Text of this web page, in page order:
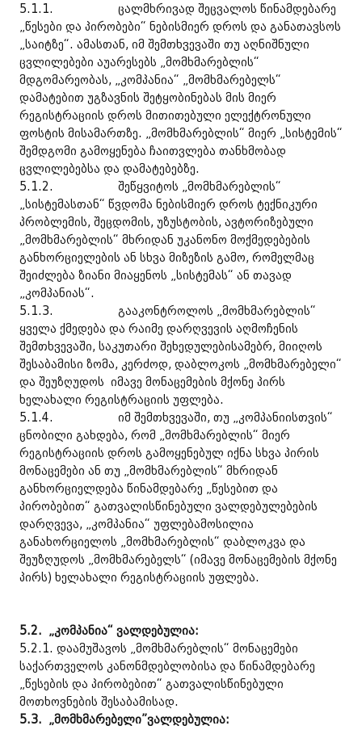
5.1.1. ცალმხრივად შეცვალოს წინამდებარე
„წესები და პირობები“ ნებისმიერ დროს და განათავსოს
„საიტზე“. ამასთან, იმ შემთხვევაში თუ აღნიშნული
ცვლილებები აუარესებს „მომხმარებლის“
მდგომარეობას, „კომპანია“ „მომხმარებელს“
დამატებით უგზავნის შეტყობინებას მის მიერ
რეგისტრაციის დროს მითითებული ელექტრონული
ფოსტის მისამართზე. „მომხმარებლის“ მიერ „სისტემის“
შემდგომი გამოყენება ჩაითვლება თანხმობად
ცვლილებებსა და დამატებებზე.
5.1.2. შეწყვიტოს „მომხმარებლის“
„სისტემასთან“ წვდომა ნებისმიერ დროს ტექნიკური
პრობლემის, შეცდომის, უზუსტობის, ავტორიზებული
„მომხმარებლის“ მხრიდან უკანონო მოქმედებების
განხორციელების ან სხვა მიზეზის გამო, რომელმაც
შეიძლება ზიანი მიაყენოს „სისტემას“ ან თავად
„კომპანიას“.
5.1.3. გააკონტროლოს „მომხმარებლის“
ყველა ქმედება და რაიმე დარღვევის აღმოჩენის
შემთხვევაში, საკუთარი შეხედულებისამებრ, მიიღოს
შესაბამისი ზომა, კერძოდ, დაბლოკოს „მომხმარებელი“
და შეუზღუდოს იმავე მონაცემების მქონე პირს
ხელახალი რეგისტრაციის უფლება.
5.1.4. იმ შემთხვევაში, თუ „კომპანიისთვის“
ცნობილი გახდება, რომ „მომხმარებლის“ მიერ
რეგისტრაციის დროს გამოყენებულ იქნა სხვა პირის
მონაცემები ან თუ „მომხმარებლის“ მხრიდან
განხორციელდება წინამდებარე „წესებით და
პირობებით“ გათვალისწინებული ვალდებულებების
დარღვევა, „კომპანია“ უფლებამოსილია
განახორციელოს „მომხმარებლის“ დაბლოკვა და
შეუზღუდოს „მომხმარებელს“ (იმავე მონაცემების მქონე
პირს) ხელახალი რეგისტრაციის უფლება.
5.2.
„კომპანია“ ვალდებულია:
5.2.1. დაამუშავოს „მომხმარებლის“ მონაცემები
საქართველოს კანონმდებლობისა და წინამდებარე
„წესების და პირობებით“ გათვალისწინებული
მოთხოვნების შესაბამისად.
5.3.
„მომხმარებელი”ვალდებულია: